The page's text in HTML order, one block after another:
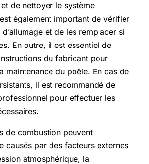
et de nettoyer le système
également important de vérifier
et de les remplacer si
En outre, il est essentiel de
du fabricant pour
maintenance du poêle. En cas de
il est recommandé de
pour effectuer les
de combustion peuvent
causés par des facteurs externes
atmosphérique, la